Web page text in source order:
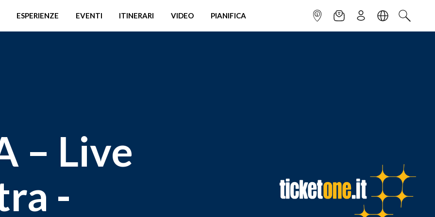
ESPERIENZE EVENTI ITINERARI VIDEO PIANIFICA INFOPOINTNEWSLETTER
ISCRIVITILINGUACERCA
– Live
-